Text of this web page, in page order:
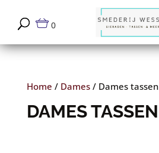
0
Home / Dames/ Dames tassen
DAMES TASSEN